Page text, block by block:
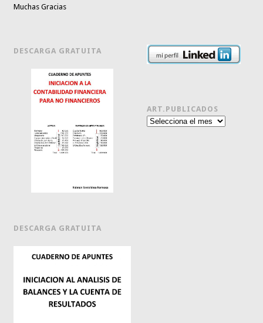
Muchas Gracias
DESCARGA GRATUITA
DESCARGA GRATUITA
ART.PUBLICADOS
Art.publicados